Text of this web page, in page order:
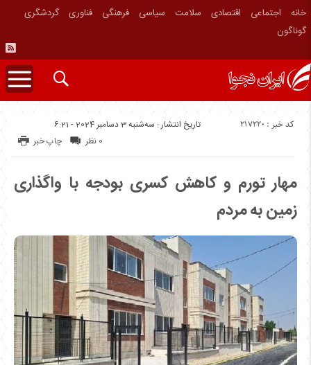
خانه اجتماعی اقتصادی سلامت سیاسی فرهنگی فناوری
گردشگری
گوناگون
تاریخ انتشار : سه‌شنبه 3 دسامبر 2024 - 6:21 کد خبر : 217220
چاپ خبر 0 نظر
مهار تورم و کاهش کسری بودجه با واگذاری
زمین‌ به مردم